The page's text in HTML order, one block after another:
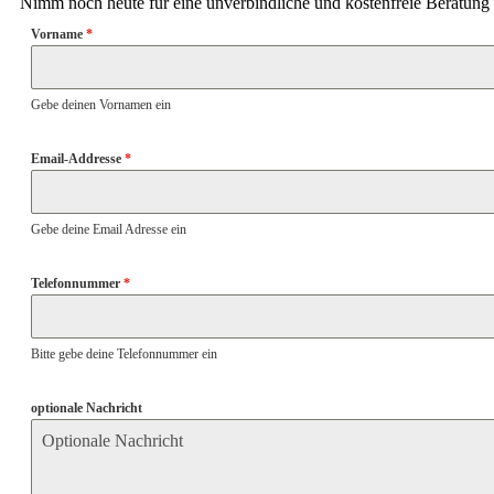
Vorname *
Gebe deinen Vornamen ein
Email-Addresse *
Gebe deine Email Adresse ein
Telefonnummer *
Bitte gebe deine Telefonnummer ein
optionale Nachricht